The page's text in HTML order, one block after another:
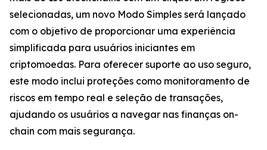
selecionadas, um novo Modo Simples será lançado
com o objetivo de proporcionar uma experiência
simplificada para usuários iniciantes em
criptomoedas. Para oferecer suporte ao uso seguro,
este modo inclui proteções como monitoramento de
riscos em tempo real e seleção de transações,
ajudando os usuários a navegar nas finanças on-
chain com mais segurança.